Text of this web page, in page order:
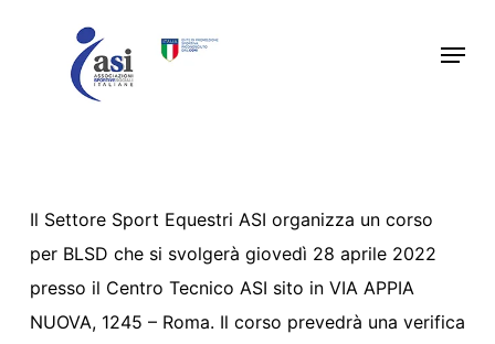
Menu
Il Settore Sport Equestri ASI organizza un corso
per BLSD che si svolgerà giovedì 28 aprile 2022
presso il Centro Tecnico ASI sito in VIA APPIA
NUOVA, 1245 – Roma. Il corso prevedrà una verifica